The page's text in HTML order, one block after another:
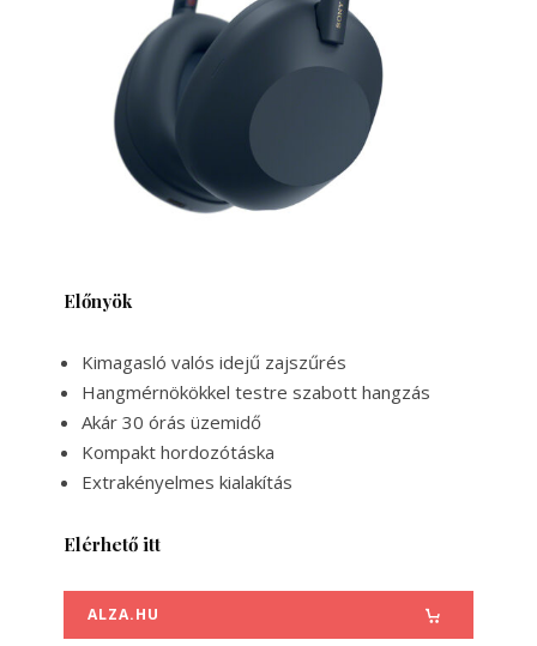
Előnyök
Kimagasló valós idejű zajszűrés
Hangmérnökökkel testre szabott hangzás
Akár 30 órás üzemidő
Kompakt hordozótáska
Extrakényelmes kialakítás
Elérhető itt
ALZA.HU